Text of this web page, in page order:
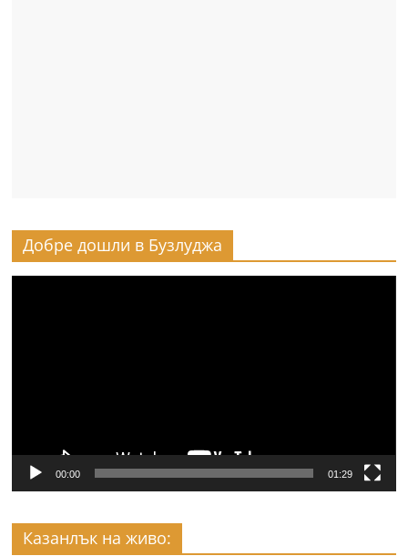
Добре дошли в Бузлуджа
00:00 01:29
Казанлък на живо: